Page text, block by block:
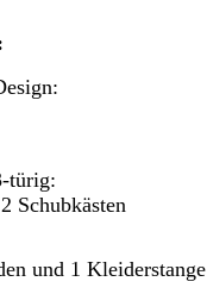
türig:
Schubkästen
und 1 Kleiderstange